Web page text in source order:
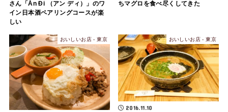
さん「Ăn Đi （アン ディ）」のワ
イン日本酒ペアリングコースが楽
しい
ちマグロを食べ尽くしてきた
おいしいお店 - 東京 おいしいお店 - 東京
2016.11.10